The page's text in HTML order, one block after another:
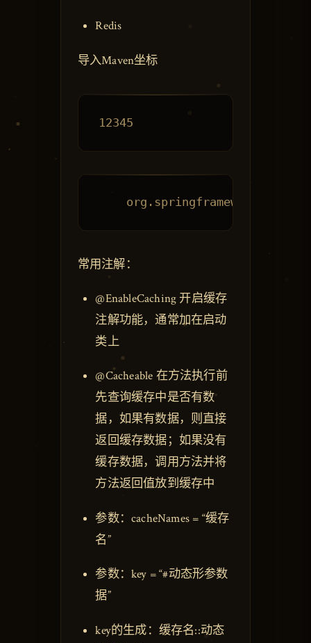
Redis
导入Maven坐标
常用注解：
@EnableCaching 开启缓存
注解功能，通常加在启动
类上
@Cacheable 在方法执行前
先查询缓存中是否有数
据，如果有数据，则直接
返回缓存数据；如果没有
缓存数据，调用方法并将
方法返回值放到缓存中
参数：cacheNames = “缓存
名”
参数：key = “#动态形参数
据”
key的生成：缓存名::动态